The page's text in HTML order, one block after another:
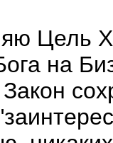
Цель
на